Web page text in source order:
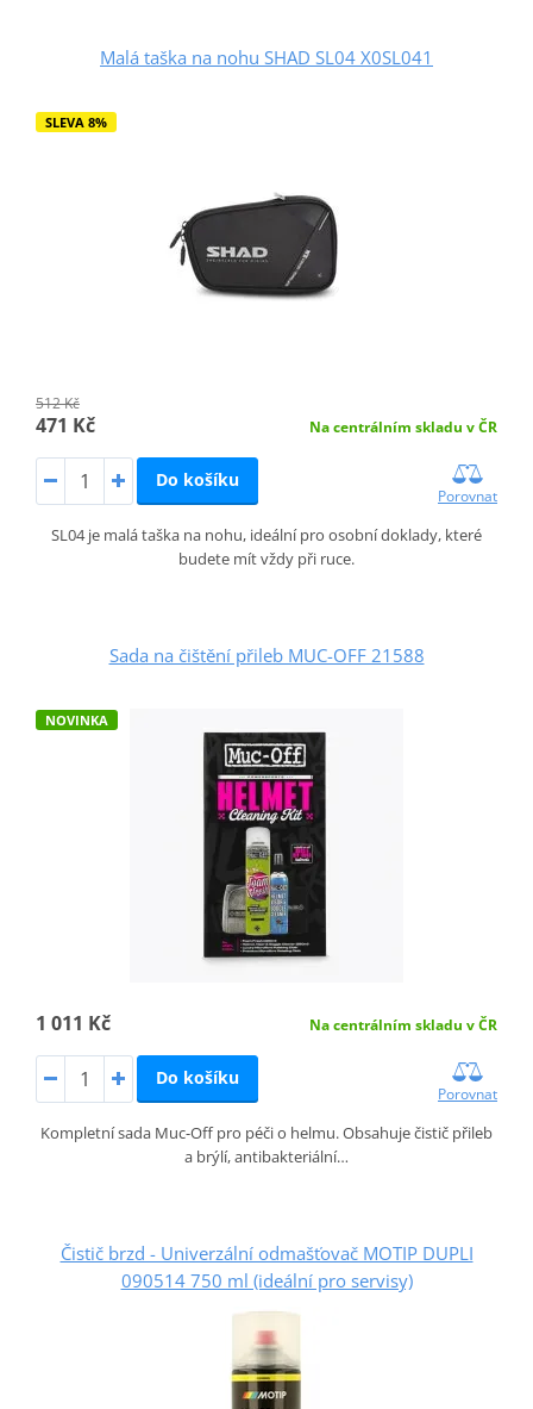
Malá taška na nohu SHAD SL04 X0SL041
SLEVA 8%
512 Kč
471 Kč Na centrálním skladu v ČR
Do košíku
Porovnat
SL04 je malá taška na nohu, ideální pro osobní doklady, které
budete mít vždy při ruce.
Sada na čištění přileb MUC-OFF 21588
NOVINKA
1 011 Kč Na centrálním skladu v ČR
Do košíku
Porovnat
Kompletní sada Muc-Off pro péči o helmu. Obsahuje čistič přileb
a brýlí, antibakteriální…
Čistič brzd - Univerzální odmašťovač MOTIP DUPLI
090514 750 ml (ideální pro servisy)